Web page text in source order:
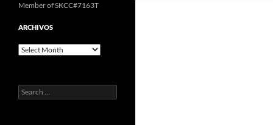
Member of SKCC#7163T
ARCHIVOS
Archivos
Search
for: